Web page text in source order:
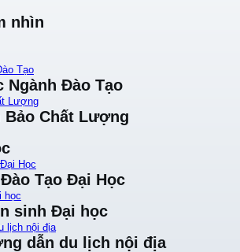
nhìn
Tạo
Ngành Đào Tạo
Lượng
Bảo Chất Lượng
Học
Tạo Đại Học
học
sinh Đại học
lịch nội địa
dẫn du lịch nội địa